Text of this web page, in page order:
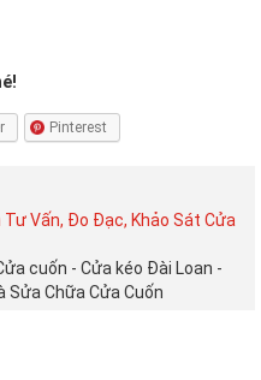
Pinterest
Tư Vấn, Đo Đạc, Khảo Sát Cửa
cuốn - Cửa kéo Đài Loan -
Sửa Chữa Cửa Cuốn